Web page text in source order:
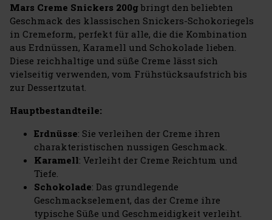
Mars Creme Snickers 200gbringt den beliebten
Geschmack des klassischen Snickers-Schokoriegels
in Cremeform, perfekt für alle, die die Kombination
aus Erdnüssen, Karamell und Schokolade lieben.
Diese reichhaltige und süße Creme lässt sich
vielseitig verwenden, vom Frühstücksaufstrich bis
zur Dessertzutat.
Hauptbestandteile:
Erdnüsse: Sie verleihen der Creme ihren
charakteristischen nussigen Geschmack.
Karamell: Verleiht der Creme Reichtum und
Tiefe.
Schokolade: Das grundlegende
Geschmackselement, das der Creme ihre
typische Süße und Geschmeidigkeit verleiht.